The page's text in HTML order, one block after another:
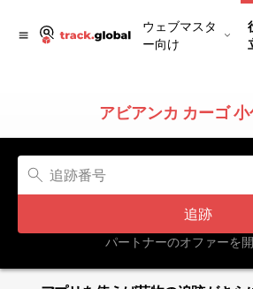
ウェブマスタ
ー向け
アビアンカ カーゴ
追跡
パートナーのオファーを開